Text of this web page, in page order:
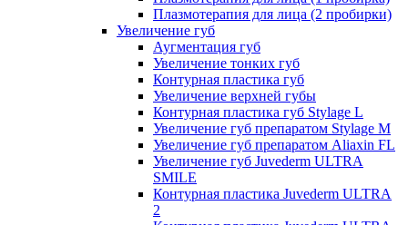
Плазмотерапия для лица (2 пробирки)
Увеличение губ
Аугментация губ
Увеличение тонких губ
Контурная пластика губ
Увеличение верхней губы
Контурная пластика губ Stylage L
Увеличение губ препаратом Stylage M
Увеличение губ препаратом Aliaxin FL
Увеличение губ Juvederm ULTRA
SMILE
Контурная пластика Juvederm ULTRA
2